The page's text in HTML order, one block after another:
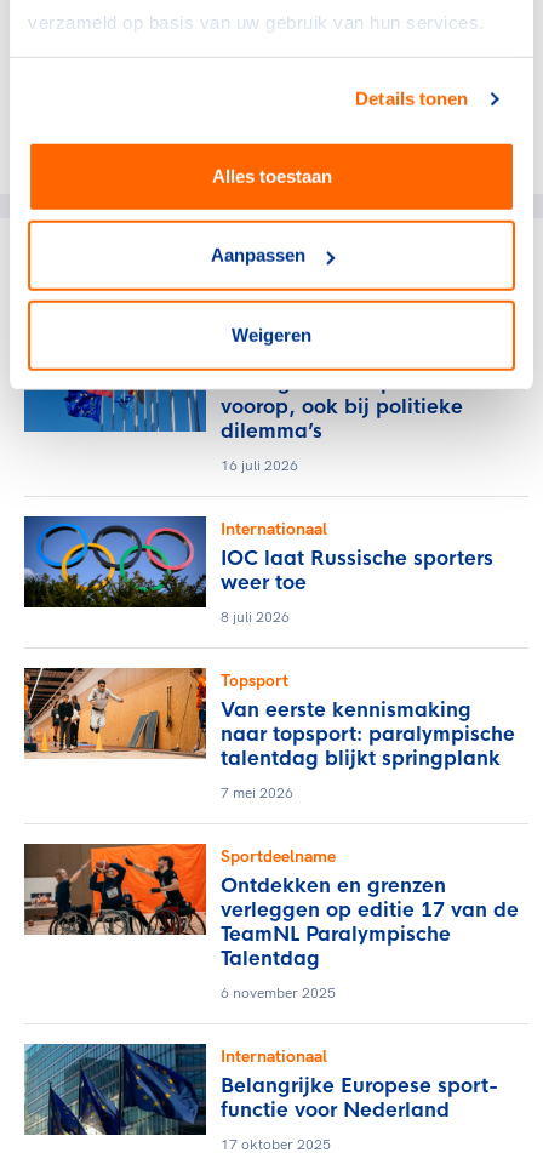
verzameld op basis van uw gebruik van hun services.
Details tonen
Alles toestaan
Aanpassen
Weigeren
atletencommissie en daarmee aan de Paralympische
Beweging.”
Deel dit artikel op social media:
gerelateerde artikelen
Internationaal
voorop, ook bij politieke
dilemma’s
16 juli 2026
Internationaal
IOC laat Russische sporters
weer toe
8 juli 2026
Topsport
Van eerste kennismaking
naar topsport: paralympische
talentdag blijkt springplank
7 mei 2026
Sportdeelname
Ontdekken en grenzen
verleggen op editie 17 van de
TeamNL Paralympische
Talentdag
6 november 2025
Internationaal
Belangrijke Europese sport-
functie voor Nederland
17 oktober 2025